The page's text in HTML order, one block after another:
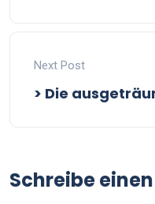
Next Post
> Die
Schreibe